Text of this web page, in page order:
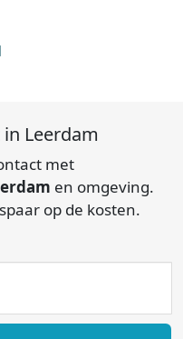
Leerdam
met
en omgeving.
op de kosten.